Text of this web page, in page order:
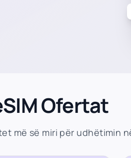
Ofertat
më së miri për udhëtimin